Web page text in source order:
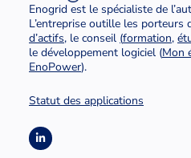
Enogrid est le spécialiste de
L’entreprise outille les porteurs
d’actifs, le conseil (formation,
le développement logiciel (Mon
EnoPower).
Statut des applications